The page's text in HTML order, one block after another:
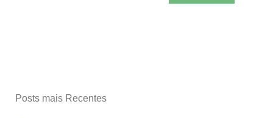
Posts mais Recentes